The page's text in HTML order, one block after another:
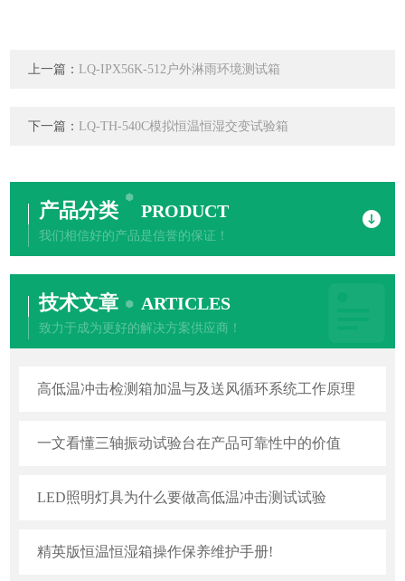
上一篇： LQ-IPX56K-512户外淋雨环境测试箱
下一篇： LQ-TH-540C模拟恒温恒湿交变试验箱
产品分类 PRODUCT
我们相信好的产品是信誉的保证！
技术文章 ARTICLES
致力于成为更好的解决方案供应商！
高低温冲击检测箱加温与及送风循环系统工作原理
一文看懂三轴振动试验台在产品可靠性中的价值
LED照明灯具为什么要做高低温冲击测试试验
精英版恒温恒湿箱操作保养维护手册!